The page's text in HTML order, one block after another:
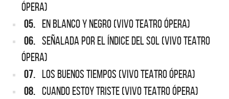
ÓPERA)
05. EN BLANCO Y NEGRO (VIVO TEATRO ÓPERA)
06. SEÑALADA POR EL ÍNDICE DEL SOL (VIVO TEATRO
ÓPERA)
07. LOS BUENOS TIEMPOS (VIVO TEATRO ÓPERA)
08. CUANDO ESTOY TRISTE (VIVO TEATRO ÓPERA)